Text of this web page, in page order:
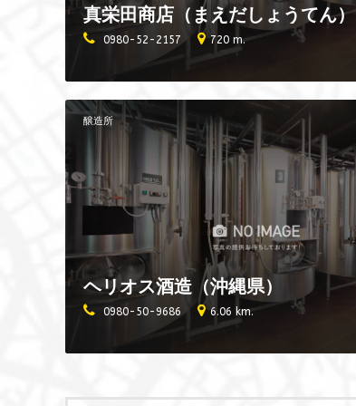
真栄田商店（まえだしょうてん）
0980-52-2157 720 m.
醸造所
ヘリオス酒造（沖縄県）
0980-50-9686 6.06 km.